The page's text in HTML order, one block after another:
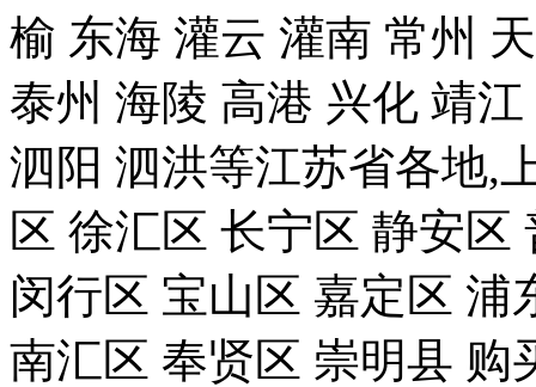
榆 东海 灌云 灌南 常州
泰州 海陵 高港 兴化 靖
泗阳 泗洪等江苏省各地,
区 徐汇区 长宁区 静安
闵行区 宝山区 嘉定区 浦
南汇区 奉贤区 崇明县 购